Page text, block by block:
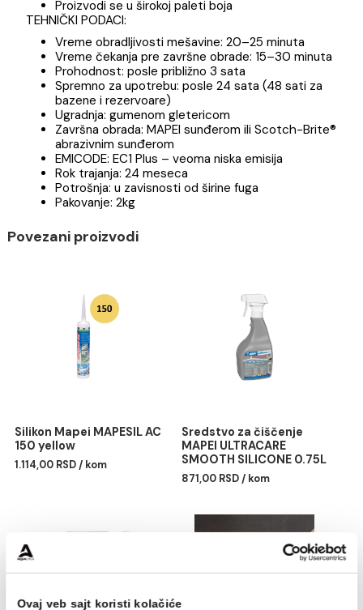
Otporna je na pojavu buđi, zahvaljujući
BioBlock®
Vodoodbojna je, zahvaljujući tehnologijii
DropEffect®
Lako se čisti
Nema iscvetavanja soli, zbog čega je boja fuga
ujednačena
Fugovane površine su brzo spremne za
Proizvodi se u širokoj paleti boja
TEHNIČKI PODACI:
Vreme obradljivosti mešavine: 20–25 minuta
Vreme čekanja pre završne obrade: 15–30
Prohodnost: posle približno 3 sata
Spremno za upotrebu: posle 24 sata (48 sati za
bazene i rezervoare)
abrazivnim sunđerom
EMICODE: EC1 Plus – veoma niska emisija
Rok trajanja: 24 meseca
Potrošnja: u zavisnosti od širine fuga
Pakovanje: 2kg